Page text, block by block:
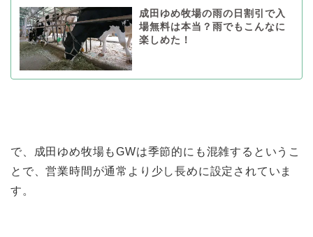
成田ゆめ牧場の雨の日割引で入
場無料は本当？雨でもこんなに
楽しめた！
で、成田ゆめ牧場もGWは季節的にも混雑するというこ
とで、営業時間が通常より少し長めに設定されていま
す。